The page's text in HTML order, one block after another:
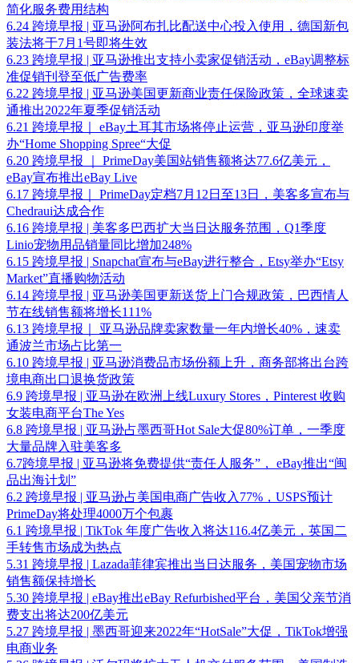
简化服务费用结构
6.24 跨境早报 | 亚马逊阿布扎比配送中心投入使用，德国新包
装法将于7月1号即将生效
6.23 跨境早报 | 亚马逊推出支持小卖家促销活动，eBay调整标
准促销刊登至低广告费率
6.22 跨境早报 | 亚马逊美国更新商业责任保险政策，全球速卖
通推出2022年夏季促销活动
6.21 跨境早报｜ eBay土耳其市场将停止运营，亚马逊印度举
办“Home Shopping Spree“大促
6.20 跨境早报 ｜ PrimeDay美国站销售额将达77.6亿美元，
eBay宣布推出eBay Live
6.17 跨境早报｜ PrimeDay定档7月12日至13日，美客多宣布与
Chedraui达成合作
6.16 跨境早报 | 美客多巴西扩大当日达服务范围，Q1季度
Linio宠物用品销量同比增加248%
6.15 跨境早报 | Snapchat宣布与eBay进行整合，Etsy举办“Etsy
Market”直播购物活动
6.14 跨境早报 | 亚马逊美国更新送货上门合规政策，巴西情人
节在线销售额将增长111%
6.13 跨境早报｜ 亚马逊品牌卖家数量一年内增长40%，速卖
通波兰市场占比第一
6.10 跨境早报 | 亚马逊消费品市场份额上升，商务部将出台跨
境电商出口退换货政策
6.9 跨境早报 | 亚马逊在欧洲上线Luxury Stores，Pinterest 收购
女装电商平台The Yes
6.8 跨境早报 | 亚马逊占墨西哥Hot Sale大促80%订单，一季度
大量品牌入驻美客多
6.7跨境早报 | 亚马逊将免费提供“责任人服务”， eBay推出“闽
品出海计划”
6.2 跨境早报 | 亚马逊占美国电商广告收入77%，USPS预计
PrimeDay将处理4000万个包裹
6.1 跨境早报 | TikTok 年度广告收入将达116.4亿美元，英国二
手转售市场成为热点
5.31 跨境早报 | Lazada菲律宾推出当日达服务，美国宠物市场
销售额保持增长
5.30 跨境早报 | eBay推出eBay Refurbished平台，美国⽗亲节消
费⽀出将达200亿美元
5.27 跨境早报 | 墨西哥迎来2022年“HotSale”大促，TikTok增强
电商业务